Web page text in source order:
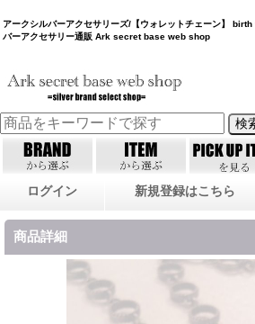
アークシルバーアクセサリーズ/【ウォレットチェーン】
バーアクセサリー通販 Ark secret base web shop
ログイン 新規登録はこちら
商品詳細